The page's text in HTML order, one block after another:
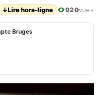
↓Lire hors-ligne 920vues
Bruges